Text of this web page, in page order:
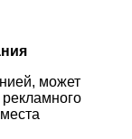
может
рекламного